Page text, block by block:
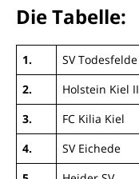
Die Tabelle:
1. SV Todesfelde
2.
Holstein Kiel II
3.
FC Kilia Kiel
4.
SV Eichede